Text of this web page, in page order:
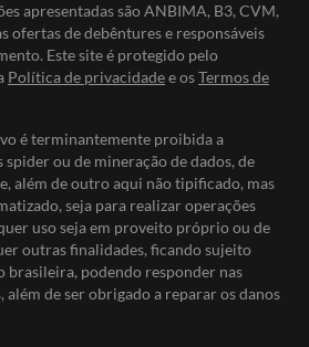
apresentadas são ANBIMA, B3, CVM,
ofertas de debêntures e responsáveis
Este site é protegido pelo
Política de privacidadee osTermos de
é terminantemente proibida a
ou de mineração de dados, de
além de outro aqui não tipificado, mas
seja para realizar operações
uso seja em proveito próprio ou de
outras finalidades, ficando sujeito
brasileira, podendo responder nas
além de ser obrigado a reparar os danos